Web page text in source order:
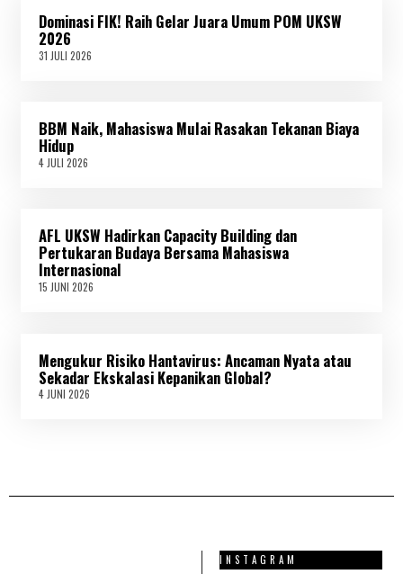
Dominasi FIK! Raih Gelar Juara Umum POM UKSW
2026
31 JULI 2026
I
BBM Naik, Mahasiswa Mulai Rasakan Tekanan Biaya
Hidup
4 JULI 2026
2
0
2
6
AFL UKSW Hadirkan Capacity Building dan
Pertukaran Budaya Bersama Mahasiswa
Internasional
15 JUNI 2026
I
2
0
Mengukur Risiko Hantavirus: Ancaman Nyata atau
Sekadar Ekskalasi Kepanikan Global?
4 JUNI 2026
2
INSTAGRAM